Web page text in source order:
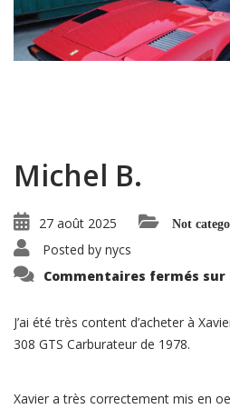
Michel B.
27 août 2025 Not
Posted by nycs
Commentaires fermés sur
J’ai été très content d’acheter à
308 GTS Carburateur de 1978.
Xavier a très correctement mis en